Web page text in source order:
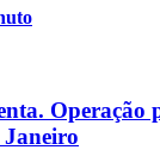
Operação